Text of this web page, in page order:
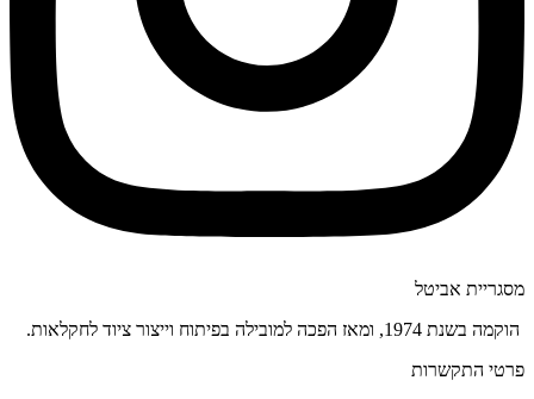
מסגריית אביטל
הוקמה בשנת 1974, ומאז הפכה למובילה בפיתוח וייצור ציוד לחקלאות.
פרטי התקשרות